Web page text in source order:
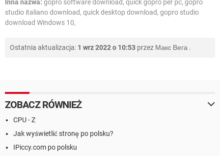
Inna nazwa: gopro software download, quick gopro per pc, gopro
studio italiano download, quick desktop download, gopro studio
download Windows 10,
Ostatnia aktualizacja: 1 wrz 2022 o 10:53 przez Макс Вега .
ZOBACZ RÓWNIEŻ
CPU - Z
Jak wyświetlić stronę po polsku?
IPiccy.com po polsku